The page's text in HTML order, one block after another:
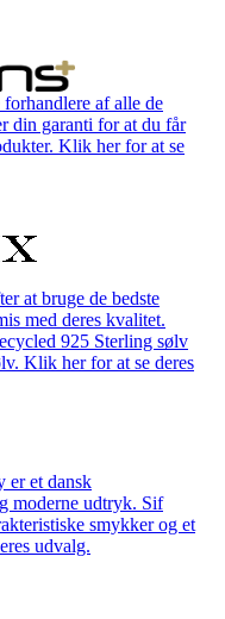
af alle de
din garanti for at du får
Klik her for at se
at bruge de bedste
med deres kvalitet.
925 Sterling sølv
Klik her for at se deres
er et dansk
moderne udtryk. Sif
smykker og et
udvalg.